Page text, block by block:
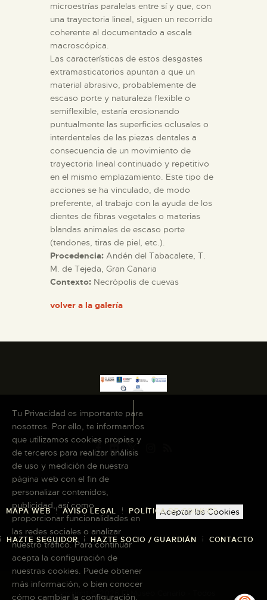
microestrías paralelas entre sí y que, con
una trayectoria lineal, siguen un recorrido
coherente al documentado a escala
macroscópica.
Las características de estos desgastes
extramasticatorios apuntan a que un
material abrasivo, probablemente de
escaso porte y naturaleza flexible o
semiflexible, estaría erosionando
puntualmente las superficies oclusales o
interdentales de las piezas dentales a
consecuencia de un movimiento de
trayectoria lineal continuado y repetitivo
en el mismo emplazamiento. Este tipo de
acciones se ha vinculado, de modo
preferente, al trabajo con la ayuda de los
dientes de fibras vegetales o materias
blandas animales de escaso porte
(tendones, tiras de piel, etc.).
Procedencia: Andén del Tabacalete, T.
M. de Tejeda, Gran Canaria
Contexto: Necrópolis de cuevas
volver a la galería
MAPA WEB AVISO LEGAL POLÍTICA DE COOKIES
HAZTE SEGUIDOR HAZTE SOCIO / GUARDIÁN CONTACTO
Copyright © 2026 El Museo Canario · Todos
Tu Privacidad es importante para
nosotros. Por ello, te informamos
que utilizamos cookies propias y
de terceros para realizar análisis
de uso y medición de nuestra
página web con el fin de
personalizar contenidos,
publicidad, así como
proporcionar funcionalidades en
las redes sociales o analizar
nuestro tráfico. Para continuar
acepta la configuración de
nuestras cookies. Puede obtener
más información, o bien conocer
cómo cambiar la configuración,
Aceptar las Cookies